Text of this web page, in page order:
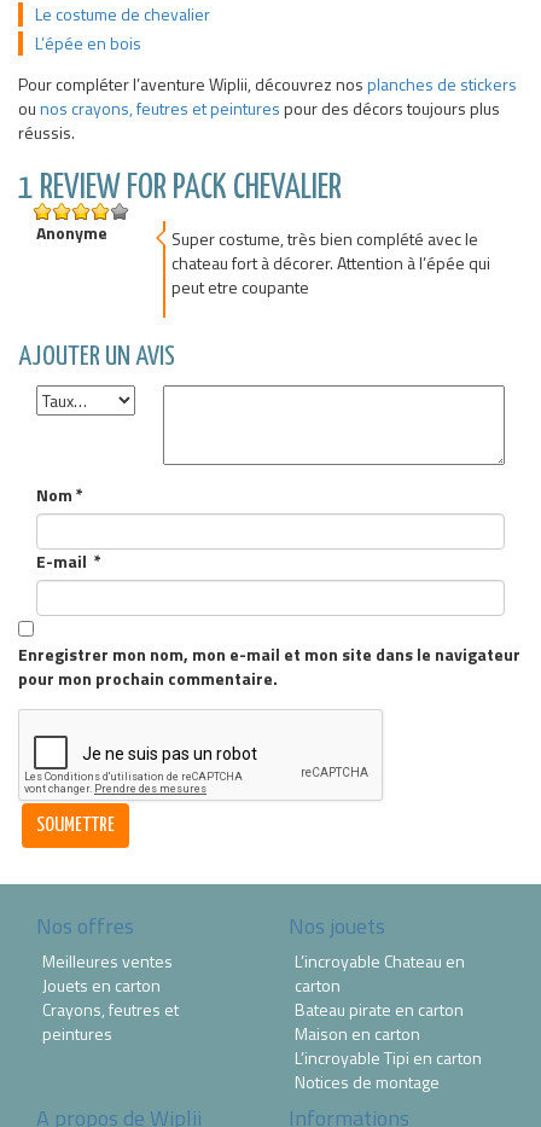
Le costume de chevalier
L’épée en bois
Pour compléter l’aventure Wiplii, découvrez nosplanches de stickers
ounos crayons, feutres et peinturespour des décors toujours plus
réussis.
1 REVIEW FOR PACK CHEVALIER
4out of 5
Anonyme
Super costume, très bien complété avec le
chateau fort à décorer. Attention à l’épée qui
peut etre coupante
AJOUTER UN AVIS
Nom*
E-mail *
Enregistrer mon nom, mon e-mail et mon site dans le navigateur
pour mon prochain commentaire.
Nos offres
Meilleures ventes
Jouets en carton
Crayons, feutres et
peintures
Nos jouets
L’incroyable Chateau en
carton
Bateau pirate en carton
Maison en carton
L’incroyable Tipi en carton
Notices de montage
A propos de Wiplii Informations